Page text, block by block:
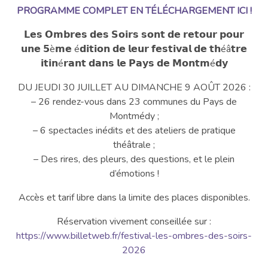
PROGRAMME COMPLET EN TÉLÉCHARGEMENT ICI !
𝗟𝗲𝘀 𝗢𝗺𝗯𝗿𝗲𝘀 𝗱𝗲𝘀 𝗦𝗼𝗶𝗿𝘀 𝘀𝗼𝗻𝘁 𝗱𝗲 𝗿𝗲𝘁𝗼𝘂𝗿 𝗽𝗼𝘂𝗿
𝘂𝗻𝗲 𝟱è𝗺𝗲 é𝗱𝗶𝘁𝗶𝗼𝗻 𝗱𝗲 𝗹𝗲𝘂𝗿 𝗳𝗲𝘀𝘁𝗶𝘃𝗮𝗹 𝗱𝗲 𝘁𝗵éâ𝘁𝗿𝗲
𝗶𝘁𝗶𝗻é𝗿𝗮𝗻𝘁 𝗱𝗮𝗻𝘀 𝗹𝗲 𝗣𝗮𝘆𝘀 𝗱𝗲 𝗠𝗼𝗻𝘁𝗺é𝗱𝘆
DU JEUDI 30 JUILLET AU DIMANCHE 9 AOÛT 2026 :
– 26 rendez-vous dans 23 communes du Pays de
Montmédy ;
– 6 spectacles inédits et des ateliers de pratique
théâtrale ;
– Des rires, des pleurs, des questions, et le plein
d’émotions !
Accès et tarif libre dans la limite des places disponibles.
Réservation vivement conseillée sur :
https://www.billetweb.fr/festival-les-ombres-des-soirs-
2026